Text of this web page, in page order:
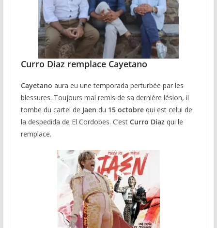
Curro Diaz remplace Cayetano
Cayetano aura eu une temporada perturbée par les
blessures. Toujours mal remis de sa dernière lésion, il
tombe du cartel de Jaen du 15 octobrequi est celui de
la despedida de El Cordobes. C’est Curro Diaz qui le
remplace.